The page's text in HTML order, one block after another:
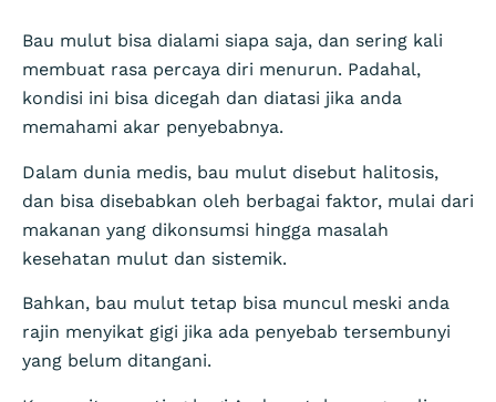
Bau mulut bisa dialami siapa saja, dan sering kali
membuat rasa percaya diri menurun. Padahal,
kondisi ini bisa dicegah dan diatasi jika anda
memahami akar penyebabnya.
Dalam dunia medis, bau mulut disebut halitosis,
dan bisa disebabkan oleh berbagai faktor, mulai dari
makanan yang dikonsumsi hingga masalah
kesehatan mulut dan sistemik.
Bahkan, bau mulut tetap bisa muncul meski anda
rajin menyikat gigi jika ada penyebab tersembunyi
yang belum ditangani.